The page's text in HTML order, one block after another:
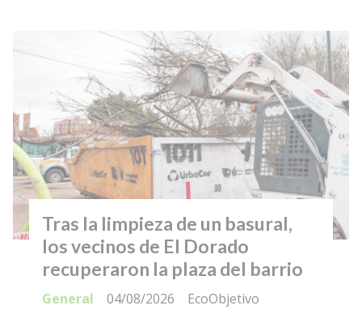
Tras la limpieza de un basural,
los vecinos de El Dorado
recuperaron la plaza del barrio
EcoObjetivo
General
04/08/2026